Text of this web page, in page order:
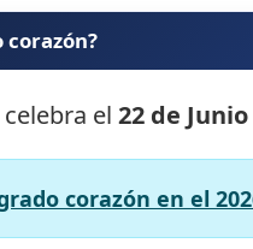
corazón?
celebra el22 de
corazón en el